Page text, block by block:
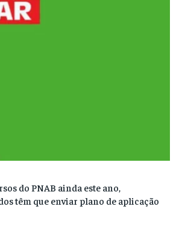
do PNAB ainda este ano,
têm que enviar plano de aplicação